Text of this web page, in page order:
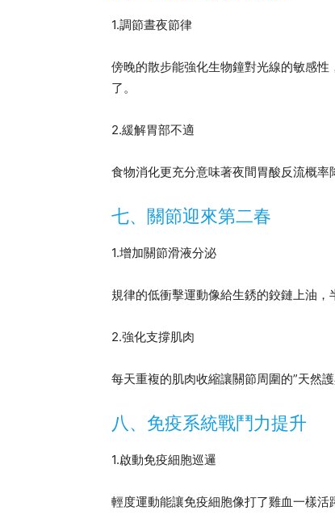
1.調節晝夜節律
傍晚的散步能強化生物鐘對光線的敏感
了。
2.緩解胃部不適
食物消化更充分意味著夜間胃酸反流概率
七、關節迎來第二春
1.增加關節滑液分泌
規律的低衝擊運動像給生銹的鉸鏈上油，
2.強化支撐肌肉
每天重複的肌肉收縮讓關節周圍的”天然
八、免疫系統戰鬥力提升
1.啟動免疫細胞巡邏
輕度運動能讓免疫細胞像打了雞血一樣活